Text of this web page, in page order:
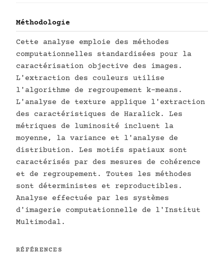
Méthodologie
Cette analyse emploie des méthodes
computationnelles standardisées pour la
caractérisation objective des images.
L'extraction des couleurs utilise
l'algorithme de regroupement k-means.
L'analyse de texture applique l'extraction
des caractéristiques de Haralick. Les
métriques de luminosité incluent la
moyenne, la variance et l'analyse de
distribution. Les motifs spatiaux sont
caractérisés par des mesures de cohérence
et de regroupement. Toutes les méthodes
sont déterministes et reproductibles.
Analyse effectuée par les systèmes
d'imagerie computationnelle de l'Institut
Multimodal.
RÉFÉRENCES